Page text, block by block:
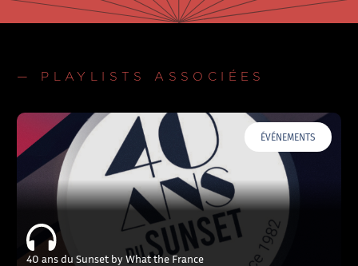
— PLAYLISTS ASSOCIÉES
ÉVÉNEMENTS
40 ans du Sunset by What the France